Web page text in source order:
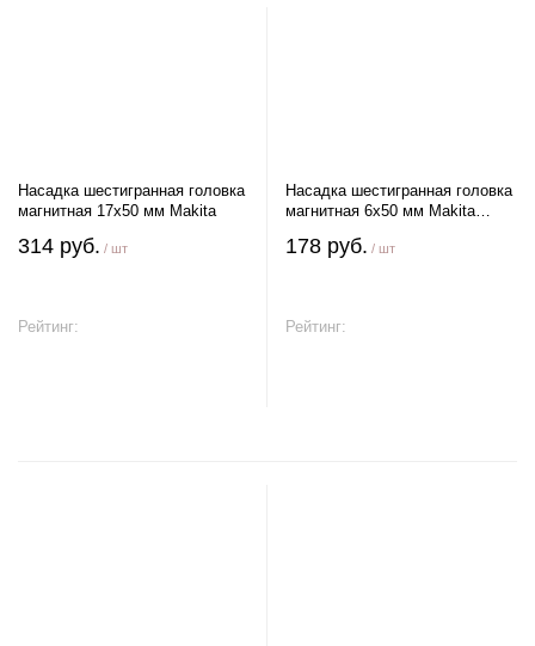
Насадка шестигранная головка
магнитная 17х50 мм Makita
314 руб. / шт
Рейтинг:
Насадка шестигранная головка
магнитная 6х50 мм Makita
178 руб. / шт
Рейтинг: